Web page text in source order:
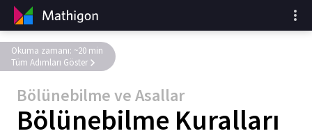
Bölünebilme ve Asallar
Bölünebilme Kuralları
Okuma zamanı: ~20 min
Tüm Adımları Göster